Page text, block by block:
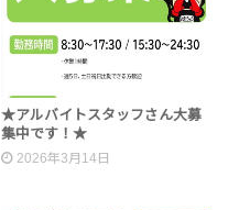
★アルバイトスタッフさん大募
集中です！★
2026年3月14日